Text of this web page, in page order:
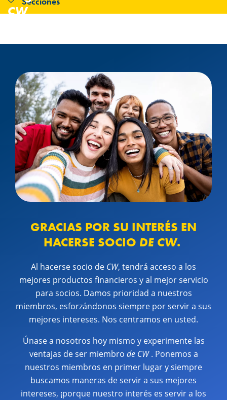
CW
GRACIAS POR SU INTERÉS EN
HACERSE SOCIO DE CW.
Al hacerse socio de CW, tendrá acceso a los
mejores productos financieros y al mejor servicio
para socios. Damos prioridad a nuestros
miembros, esforzándonos siempre por servir a sus
mejores intereses. Nos centramos en usted.
Únase a nosotros hoy mismo y experimente las
ventajas de ser miembro de CW. Ponemos a
nuestros miembros en primer lugar y siempre
buscamos maneras de servir a sus mejores
intereses, ¡porque nuestro interés es servir a los